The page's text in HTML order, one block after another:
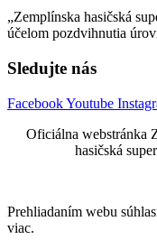
„Zemplínska hasičská
účelom pozdvihnutia
Sledujte nás
FacebookYoutube
Oficiálna webstránka
hasičská
Prehliadaním webu
viac.